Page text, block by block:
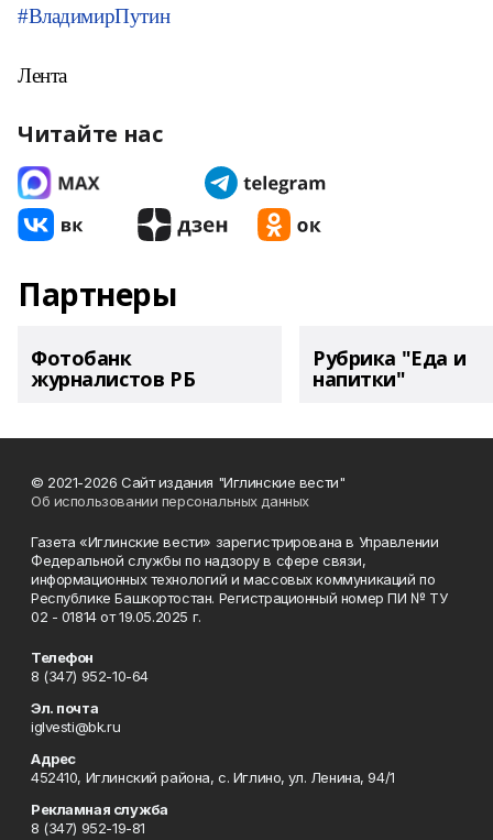
#ВладимирПутин
Лента
Читайте нас
Партнеры
Фотобанк
журналистов РБ
Рубрика "Еда и
напитки"
© 2021-2026 Сайт издания "Иглинские вести"
Об использовании персональных данных
Газета «Иглинские вести» зарегистрирована в Управлении
Федеральной службы по надзору в сфере связи,
информационных технологий и массовых коммуникаций по
Республике Башкортостан. Регистрационный номер ПИ № ТУ
02 - 01814 от 19.05.2025 г.
Телефон
8 (347) 952-10-64
Эл. почта
iglvesti@bk.ru
Адрес
452410, Иглинский района, с. Иглино, ул. Ленина, 94/1
Рекламная служба
8 (347) 952-19-81